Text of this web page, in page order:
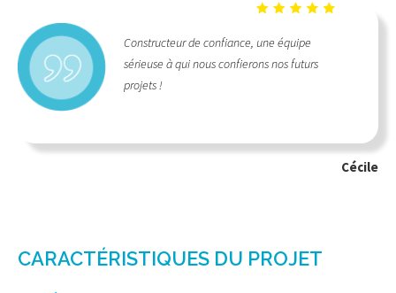
Constructeur de confiance, une équipe
sérieuse à qui nous confierons nos futurs
projets !
Cécile
CARACTÉRISTIQUES DU PROJET